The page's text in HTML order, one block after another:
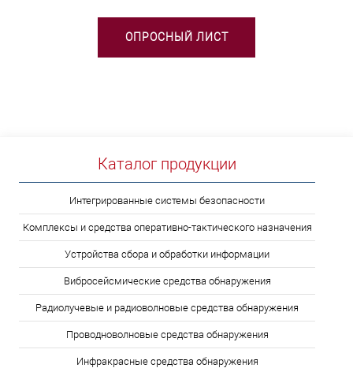
ОПРОСНЫЙ ЛИСТ
Каталог продукции
Интегрированные системы безопасности
Комплексы и средства оперативно-тактического назначения
Устройства сбора и обработки информации
Вибросейсмические средства обнаружения
Радиолучевые и радиоволновые средства обнаружения
Проводноволновые средства обнаружения
Инфракрасные средства обнаружения